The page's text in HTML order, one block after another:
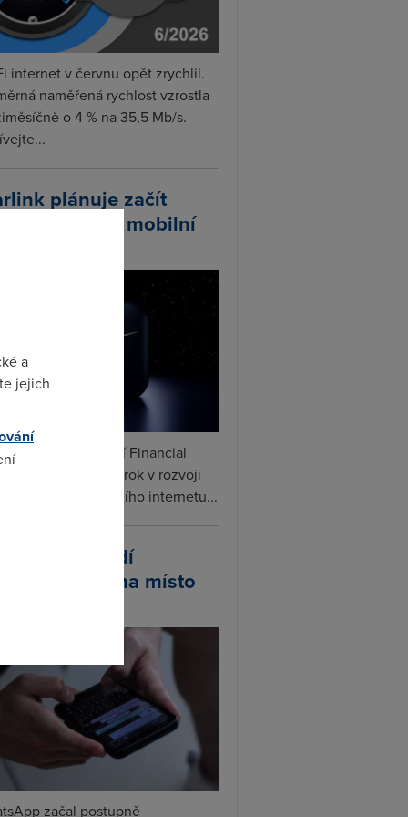
internet v červnu opět zrychlil.
naměřená rychlost vzrostla
o 4 % na 35,5 Mb/s.
plánuje začít
vlastní mobilní
podle informací Financial
připravuje další krok v rozvoji
Vedle satelitního internetu...
zavádí
jména místo
čísel
začal postupně
a
jejich